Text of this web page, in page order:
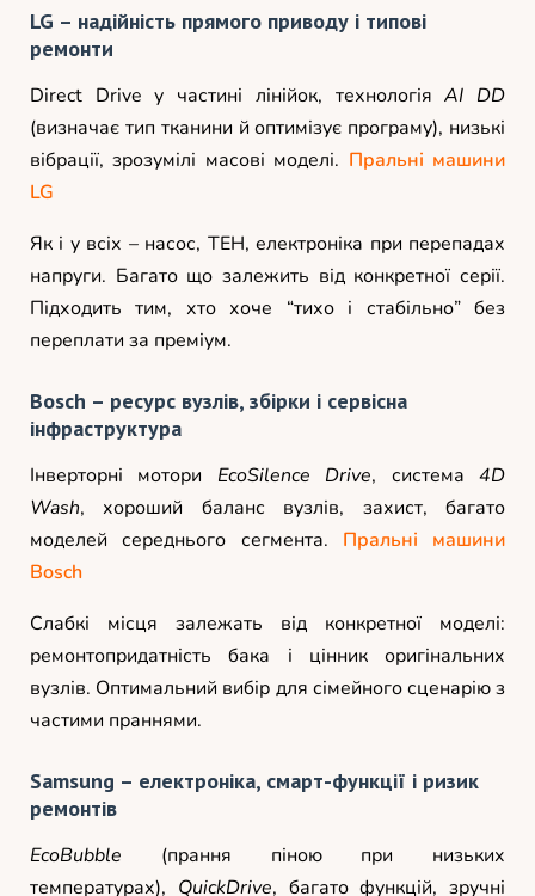
LG – надійність прямого приводу і типові
ремонти
Direct Drive у частині лінійок, технологіяAI DD
(визначає тип тканини й оптимізує програму), низькі
вібрації, зрозумілі масові моделі. Пральні машини
LG
Як і у всіх – насос, ТЕН, електроніка при перепадах
напруги. Багато що залежить від конкретної серії.
Підходить тим, хто хоче “тихо і стабільно” без
переплати за преміум.
Bosch – ресурс вузлів, збірки і сервісна
інфраструктура
Інверторні мотори EcoSilence Drive, система4D
Wash, хороший баланс вузлів, захист, багато
моделей середнього сегмента. Пральні машини
Bosch
Слабкі місця залежать від конкретної моделі:
ремонтопридатність бака і цінник оригінальних
вузлів. Оптимальний вибір для сімейного сценарію з
частими праннями.
Samsung – електроніка, смарт-функції і ризик
ремонтів
EcoBubble (прання піною при низьких
температурах), QuickDrive, багато функцій, зручні